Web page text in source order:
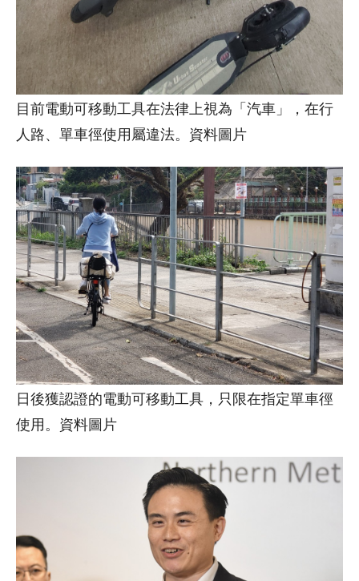
目前電動可移動工具在法律上視為「汽車」，在行
人路、單車徑使用屬違法。資料圖片
日後獲認證的電動可移動工具，只限在指定單車徑
使用。資料圖片